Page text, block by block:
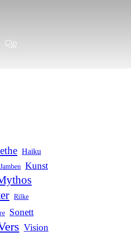
0
Haiku
Jamben Kunst
Rilke
Sonett
Vision